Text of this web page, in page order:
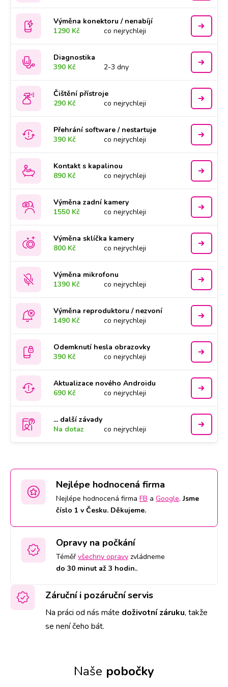
Výměna konektoru / nenabíjí
1290 Kč
co nejrychleji
Diagnostika
390 Kč
2-3 dny
Čištění přístroje
290 Kč
co nejrychleji
Přehrání software / nestartuje
390 Kč
co nejrychleji
Kontakt s kapalinou
890 Kč
co nejrychleji
Výměna zadní kamery
1550 Kč
co nejrychleji
Výměna sklíčka kamery
800 Kč
co nejrychleji
Výměna mikrofonu
1390 Kč
co nejrychleji
Výměna reproduktoru / nezvoní
1490 Kč
co nejrychleji
Odemknutí hesla obrazovky
390 Kč
co nejrychleji
Aktualizace nového Androidu
690 Kč
co nejrychleji
... další závady
Na dotaz
co nejrychleji
Nejlépe hodnocená firma
Nejlépe hodnocená firma FB a Google.Jsme
číslo 1 v Česku. Děkujeme.
Opravy na počkání
Téměř všechny opravy zvládneme
do 30 minut až 3 hodin..
Záruční i pozáruční servis
Na práci od nás máte doživotní záruku, takže
se není čeho bát.
Naše pobočky